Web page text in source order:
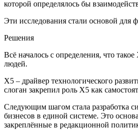
которой определялось бы
Эти исследования стали основой
Решения
Всё началось с определения, что
людей.
Х5 – драйвер технологического
слоган закрепил роль X5 как
Следующим шагом стала разработка
бизнесов в единой системе. Это
закреплённые в редакционной